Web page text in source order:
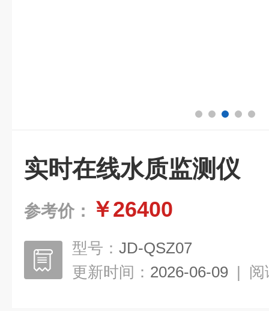
实时在线水质监测仪
参考价： ￥26400
型号： JD-QSZ07
更新时间： 2026-06-09 | 阅